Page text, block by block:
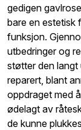
gedigen
bare en estetisk
funksjon.
utbedringer og
støtter den langt
reparert, blant
oppdraget med
ødelagt av
de kunne